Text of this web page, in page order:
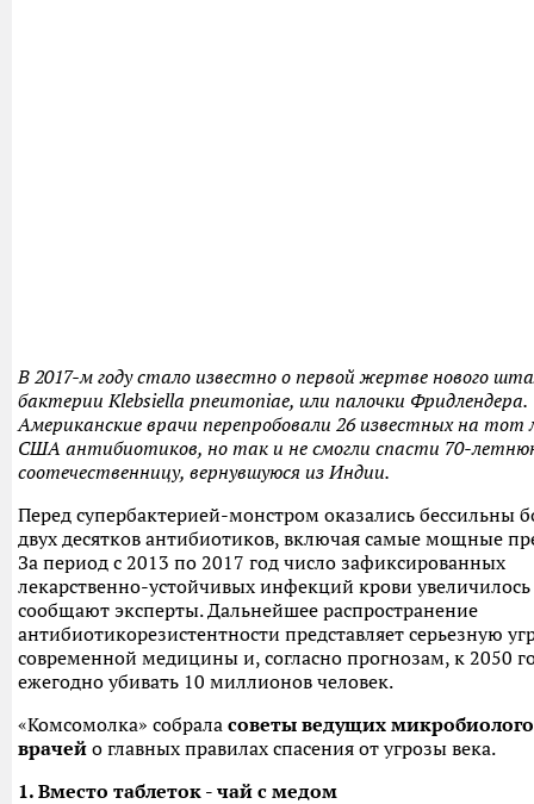
В 2017-м году стало известно о первой жертве нового
бактерии Klebsiella pneumoniae, или палочки Фридлендера.
Американские врачи перепробовали 26 известных на
США антибиотиков, но так и не смогли спасти 70-
соотечественницу, вернувшуюся из Индии.
Перед супербактерией-монстром оказались бессильны
двух десятков антибиотиков, включая самые мощные
За период с 2013 по 2017 год число зафиксированных
лекарственно-устойчивых инфекций крови увеличилось
сообщают эксперты. Дальнейшее распространение
антибиотикорезистентности представляет серьезную
современной медицины и, согласно прогнозам, к 2050
ежегодно убивать 10 миллионов человек.
«Комсомолка» собрала советы ведущих
врачей о главных правилах спасения от угрозы века.
1. Вместо таблеток - чай с медом